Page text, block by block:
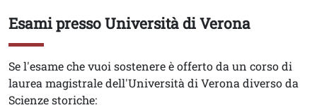
Titolo
Esami presso Università di Verona
Testo
Se l'esame che vuoi sostenere è offerto da un corso di
laurea magistrale dell'Università di Verona diverso da
Scienze storiche: